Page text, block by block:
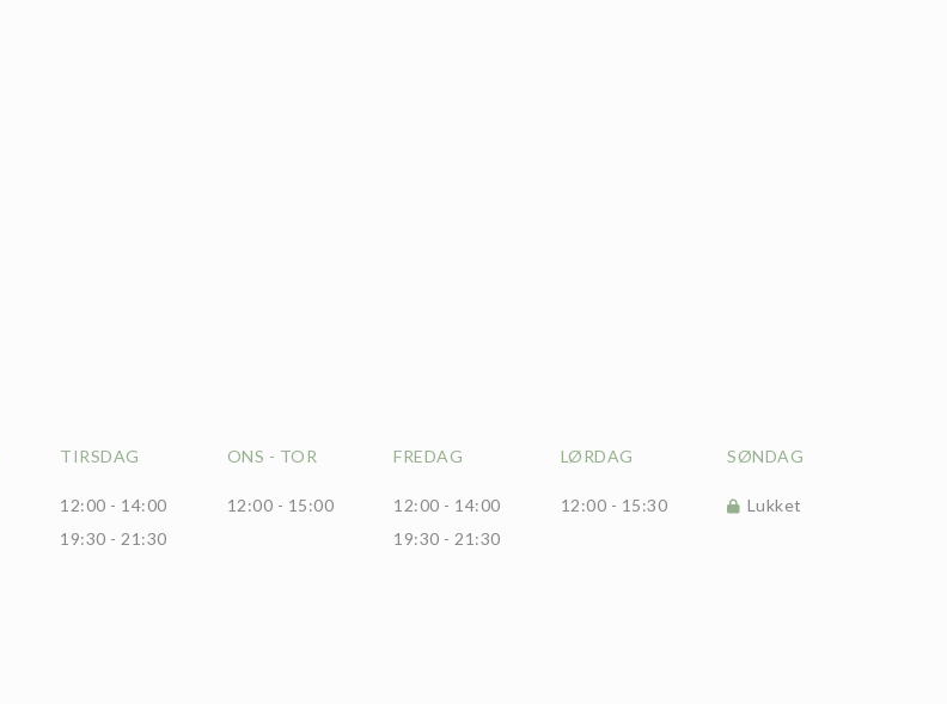
TIRSDAG
12:00 - 14:00
19:30 - 21:30
ONS - TOR
12:00 - 15:00
FREDAG
12:00 - 14:00
19:30 - 21:30
LØRDAG
12:00 - 15:30
SØNDAG
Lukket